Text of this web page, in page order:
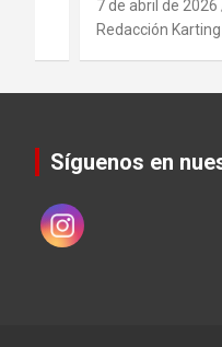
7 de abril de 2026
Redacción
Síguenos en